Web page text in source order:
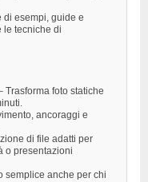
di esempi, guide e
le tecniche di
Trasforma foto statiche
ancoraggi e
di file adatti per
o presentazioni
semplice anche per chi